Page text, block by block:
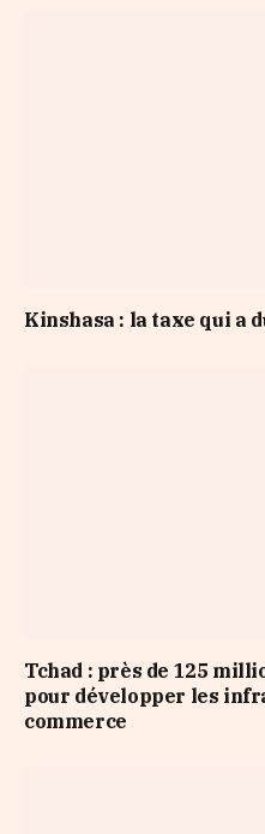
Kinshasa : la taxe qui a
Tchad : près de 125
pour développer les
commerce